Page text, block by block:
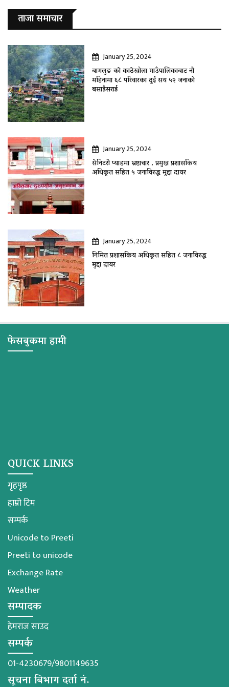
ताजा समाचार
January 25, 2024
बागलुङ काे काठेखोला गाउँपालिकाबाट नौ
महिनामा ६८ परिवारका दुई सय ५२ जनाकाे
बसाइँसराई
January 25, 2024
सेनिटरी प्याडमा भ्रष्टाचार , प्रमुख प्रशासकिय
अधिकृत सहित ५ जनाविरुद्ध मुद्दा दायर
January 25, 2024
निमित्त प्रशासकिय अधिकृत सहित ८ जनाविरुद्ध
मुद्दा दायर
फेसबुकमा हामी
QUICK LINKS
गृहपृष्ठ
हाम्रो टिम
सम्पर्क
Unicode to Preeti
Preeti to unicode
Exchange Rate
Weather
सम्पादक
हेमराज साउद
सम्पर्क
01-4230679/9801149635
सूचना बिभाग दर्ता नं.